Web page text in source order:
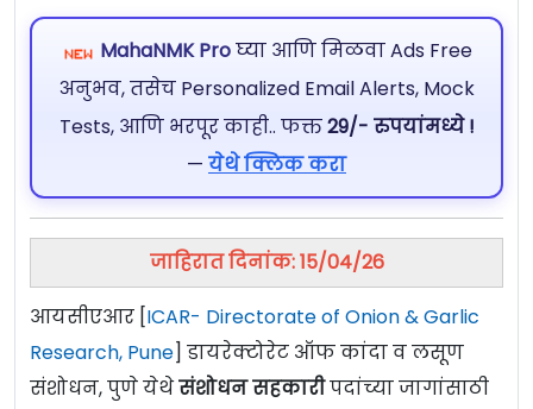
MahaNMK Proघ्या आणि मिळवा Ads Free
अनुभव, तसेच Personalized Email Alerts, Mock
Tests, आणि भरपूर काही.. फक्त29/- रुपयांमध्ये !
— येथे क्लिक करा
जाहिरात दिनांक: 15/04/26
आयसीएआर [ICAR- Directorate of Onion & Garlic
Research, Pune] डायरेक्टोरेट ऑफ कांदा व लसूण
संशोधन, पुणे येथेसंशोधन सहकारीपदांच्या जागांसाठी